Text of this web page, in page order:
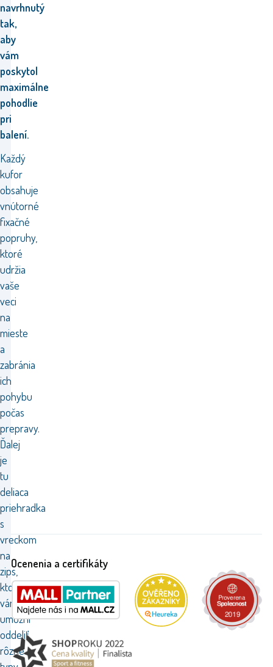
navrhnutý
tak,
aby
vám
poskytol
maximálne
pohodlie
pri
balení.
Každý
kufor
obsahuje
vnútorné
fixačné
popruhy,
ktoré
udržia
vaše
veci
na
mieste
a
zabránia
ich
pohybu
počas
prepravy.
Ďalej
je
tu
deliaca
priehradka
s
vreckom
na
zips,
ktorá
vám
umožní
oddeliť
rôzne
Ocenenia a certifikáty